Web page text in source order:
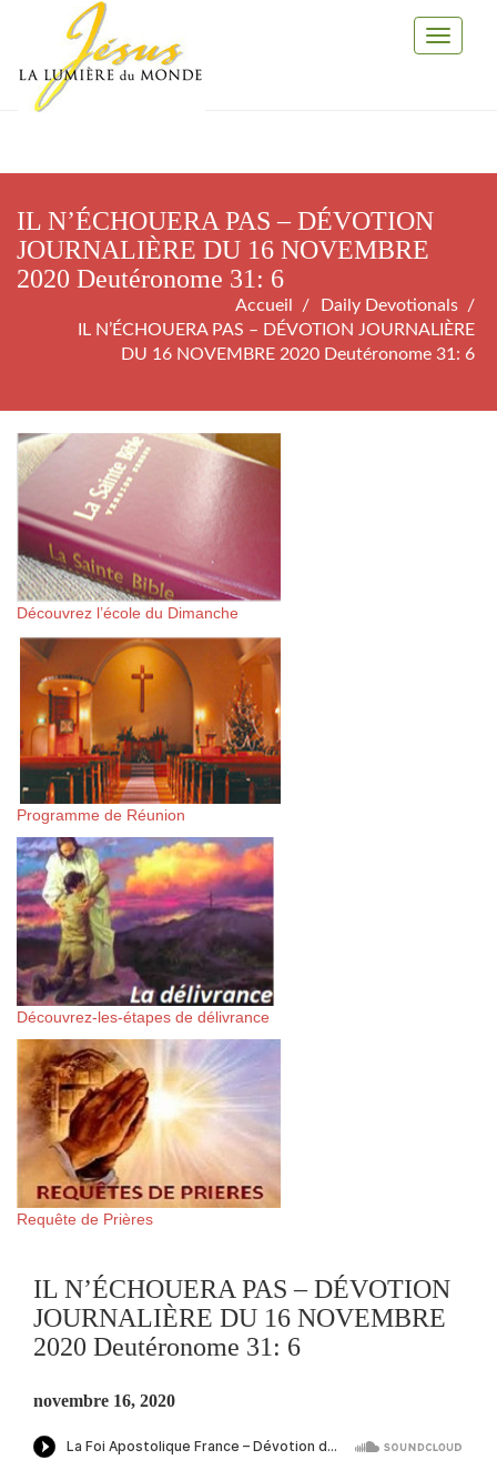
Toggle
IL N’ÉCHOUERA PAS – DÉVOTION
JOURNALIÈRE DU 16 NOVEMBRE
2020 Deutéronome 31: 6
Accueil
Daily Devotionals
IL N’ÉCHOUERA PAS – DÉVOTION JOURNALIÈRE
DU 16 NOVEMBRE 2020 Deutéronome 31: 6
Découvrez l’école du Dimanche
Programme de Réunion
Découvrez-les-étapes de délivrance
Requête de Prières
IL N’ÉCHOUERA PAS – DÉVOTION
JOURNALIÈRE DU 16 NOVEMBRE
2020 Deutéronome 31: 6
novembre 16, 2020